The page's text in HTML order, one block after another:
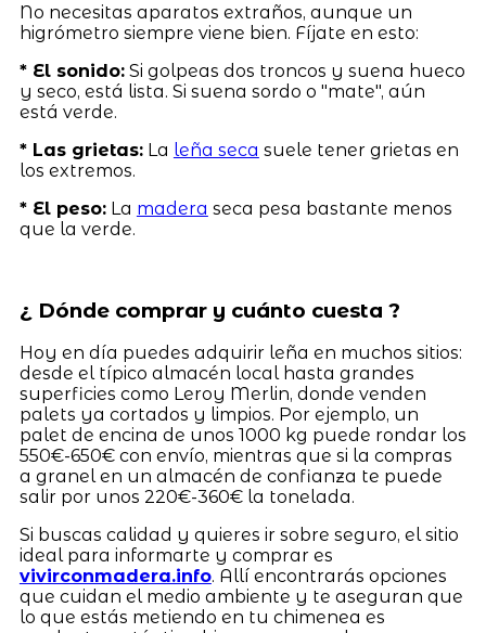
No necesitas aparatos extraños, aunque un
higrómetro siempre viene bien. Fíjate en esto:
* El sonido:Si golpeas dos troncos y suena hueco
y seco, está lista. Si suena sordo o "mate", aún
está verde.
* Las grietas:La leña seca suele tener grietas en
los extremos.
* El peso:La madera seca pesa bastante menos
que la verde.
¿ Dónde comprar y cuánto cuesta ?
Hoy en día puedes adquirir leña en muchos sitios:
desde el típico almacén local hasta grandes
superficies como Leroy Merlin, donde venden
palets ya cortados y limpios. Por ejemplo, un
palet de encina de unos 1000 kg puede rondar los
550€-650€ con envío, mientras que si la compras
a granel en un almacén de confianza te puede
salir por unos 220€-360€ la tonelada.
Si buscas calidad y quieres ir sobre seguro, el sitio
ideal para informarte y comprar es
vivirconmadera.info. Allí encontrarás opciones
que cuidan el medio ambiente y te aseguran que
lo que estás metiendo en tu chimenea es